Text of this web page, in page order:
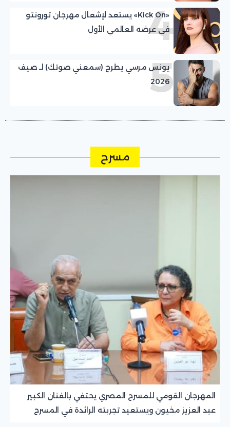
4
«Kick On» يستعد لإشعال مهرجان تورونتو
في عرضه العالمي الأول
5
يونس مرسي يطرح (سمعني صوتك) لـ صيف
2026
مسرح
المهرجان القومي للمسرح المصري يحتفي بالفنان الكبير
عبد العزيز مخيون ويستعيد تجربته الرائدة في المسرح